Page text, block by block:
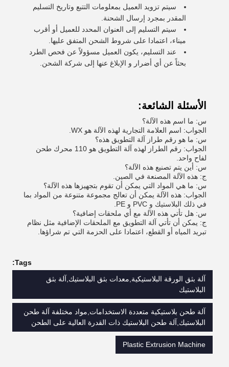
سيتم تزويد العميل بمعلومات التتبع وتاريخ التسليم
المقدر بمجرد إرسال الشحنة.
سيتم التسليم إلى العنوان المحدد للعميل أو أقرب
ميناء، اعتمادا على شروط الشحن المتفق عليها.
عند التسليم، يكون العميل مسؤولاً عن فحص الطرد
بحثاً عن أي أضرار و الإبلاغ عنها إلى شركة الشحن.
الأسئلة الشائعة:
س: ما اسم هذه الآلة؟
الجواب: اسم العلامة التجارية لهذه الآلة هو WX.
س: ما هو رقم طراز آلة التطويق هذه؟
الجواب: رقم الطراز لهذه آلة التطويق هو 110 محرك طحن
لفاح واحد.
س: أين يتم تصنيع هذه الآلة؟
ج: هذه الآلة المصنعة في الصين.
س: ما هي المواد التي يمكن أن تقوم بتجهيزها هذه الآلة؟
الجواب: هذه الآلة يمكن أن تعالج مجموعة متنوعة من المواد بما
في ذلك البلاستيك و PVC و PE.
س: هل تأتي هذه الآلة مع أي ملحقات إضافية؟
ج: يمكن أن تأتي آلة التطويق مع الملحقات الإضافية مثل نظام
تبريد المياه أو القطع، اعتمادا على الحزمة التي تم شراؤها.
Tags:
آلة بثق الورقة البلاستيكية,معدات بثق البلاستيك,آلة بثق
البلاستيك
آلة طحن بلاستيكية متعددة الاستخدامات,مواد مختلفة آلة طحن
البلاستيك,آلة طحن البلاستيك ذات القدرة العالية على الطحن
Plastic Extrusion Machine